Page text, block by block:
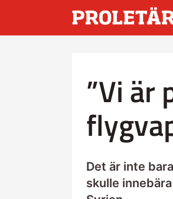
”Vi är
Det är inte
skulle